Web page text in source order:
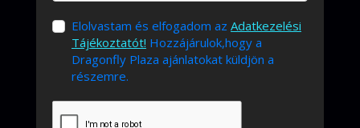
Elolvastam és elfogadom az Adatkezelési
Tájékoztatót! Hozzájárulok,hogy a
Dragonfly Plaza ajánlatokat küldjön a
részemre.